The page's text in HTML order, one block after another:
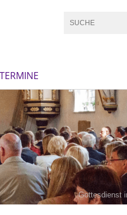
TERMINE
Gottesdienst